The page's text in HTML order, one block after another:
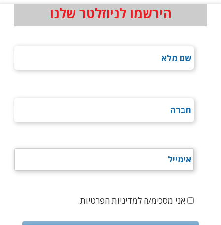
הירשמו לניוזלטר שלנו
אני מסכימ/ה למדיניות הפרטיות.